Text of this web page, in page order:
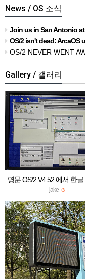
News / OS 소식
Join us in San Antonio
OS/2 isn't dead: ArcaOS
OS/2 NEVER WENT AWAY.
Gallery / 갤러리
영문 OS/2 V4.52 에서 한글
실행하기
jake+3